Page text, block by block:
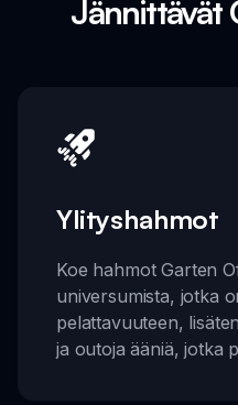
Jännittävät
Ylityshahmot
Koe hahmot Garten
universumista, jotka
pelattavuuteen,
ja outoja ääniä, jotka